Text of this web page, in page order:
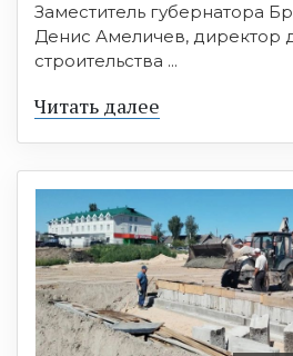
Заместитель губернатора
Денис Амеличев, директор
строительства ...
Читать далее